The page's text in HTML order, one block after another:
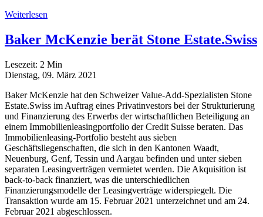
Weiterlesen
Baker McKenzie berät Stone Estate.Swiss
Lesezeit: 2 Min
Dienstag, 09. März 2021
Baker McKenzie hat den Schweizer Value-Add-Spezialisten Stone
Estate.Swiss im Auftrag eines Privatinvestors bei der Strukturierung
und Finanzierung des Erwerbs der wirtschaftlichen Beteiligung an
einem Immobilienleasingportfolio der Credit Suisse beraten. Das
Immobilienleasing-Portfolio besteht aus sieben
Geschäftsliegenschaften, die sich in den Kantonen Waadt,
Neuenburg, Genf, Tessin und Aargau befinden und unter sieben
separaten Leasingverträgen vermietet werden. Die Akquisition ist
back-to-back finanziert, was die unterschiedlichen
Finanzierungsmodelle der Leasingverträge widerspiegelt. Die
Transaktion wurde am 15. Februar 2021 unterzeichnet und am 24.
Februar 2021 abgeschlossen.